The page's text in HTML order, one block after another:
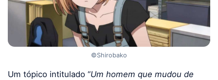
©Shirobako
Um tópico intitulado “Um homem que mudou de